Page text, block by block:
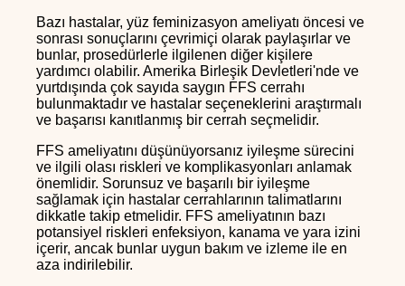
Bazı hastalar, yüz feminizasyon ameliyatı öncesi ve
sonrası sonuçlarını çevrimiçi olarak paylaşırlar ve
bunlar, prosedürlerle ilgilenen diğer kişilere
yardımcı olabilir. Amerika Birleşik Devletleri'nde ve
yurtdışında çok sayıda saygın FFS cerrahı
bulunmaktadır ve hastalar seçeneklerini araştırmalı
ve başarısı kanıtlanmış bir cerrah seçmelidir.
FFS ameliyatını düşünüyorsanız iyileşme sürecini
ve ilgili olası riskleri ve komplikasyonları anlamak
önemlidir. Sorunsuz ve başarılı bir iyileşme
sağlamak için hastalar cerrahlarının talimatlarını
dikkatle takip etmelidir. FFS ameliyatının bazı
potansiyel riskleri enfeksiyon, kanama ve yara izini
içerir, ancak bunlar uygun bakım ve izleme ile en
aza indirilebilir.